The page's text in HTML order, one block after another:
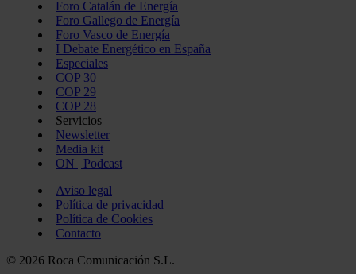
Foro Catalán de Energía
Foro Gallego de Energía
Foro Vasco de Energía
I Debate Energético en España
Especiales
COP 30
COP 29
COP 28
Servicios
Newsletter
Media kit
ON | Podcast
Aviso legal
Política de privacidad
Política de Cookies
Contacto
© 2026 Roca Comunicación S.L.